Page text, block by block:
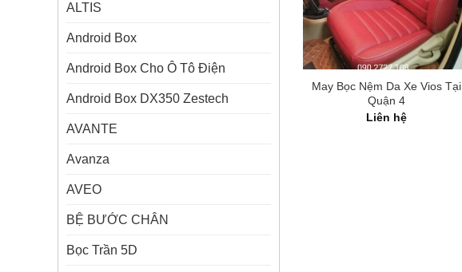
ALTIS
Android Box
Android Box Cho Ô Tô Điện
Android Box DX350 Zestech
AVANTE
Avanza
AVEO
BỆ BƯỚC CHÂN
Bọc Trần 5D
May Bọc Nệm Da Xe Vios Tại
Quận 4
Liên hệ